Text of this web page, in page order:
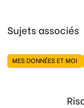
Sujets associés
MES DONNÉES ET MOI